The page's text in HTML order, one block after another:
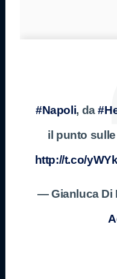
#Napoli, da
il punto
http://t.co/
— Gianluca Di